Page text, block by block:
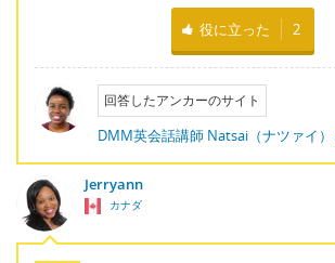
役に立った 2
回答したアンカーのサイト
DMM英会話講師 Natsai（ナツァイ）
Jerryann
カナダ